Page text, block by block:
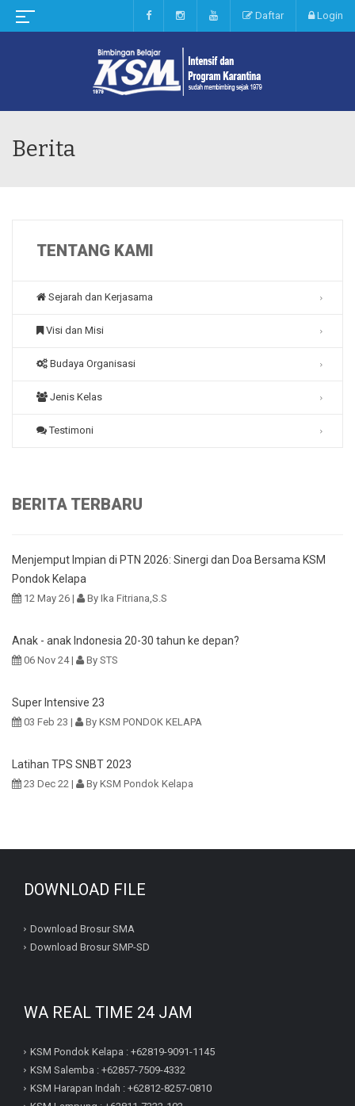
Daftar Login
Berita
TENTANG KAMI
Sejarah dan Kerjasama
Visi dan Misi
Budaya Organisasi
Jenis Kelas
Testimoni
BERITA TERBARU
Menjemput Impian di PTN 2026: Sinergi dan Doa Bersama KSM
Pondok Kelapa
12 May 26 | By Ika Fitriana,S.S
Anak - anak Indonesia 20-30 tahun ke depan?
06 Nov 24 | By STS
Super Intensive 23
03 Feb 23 | By KSM PONDOK KELAPA
Latihan TPS SNBT 2023
23 Dec 22 | By KSM Pondok Kelapa
DOWNLOAD FILE
Download Brosur SMA
Download Brosur SMP-SD
WA REAL TIME 24 JAM
KSM Pondok Kelapa : +62819-9091-1145
KSM Salemba : +62857-7509-4332
KSM Harapan Indah : +62812-8257-0810